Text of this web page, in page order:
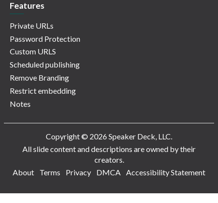
Features
Private URLs
Password Protection
Custom URLS
Scheduled publishing
Remove Branding
Restrict embedding
Notes
Copyright © 2026 Speaker Deck, LLC.
All slide content and descriptions are owned by their
creators.
About
Terms Privacy DMCA Accessibility Statement